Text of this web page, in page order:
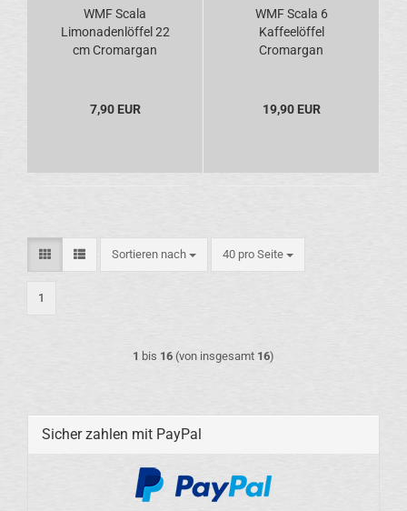
WMF Scala
Limonadenlöffel 22
cm Cromargan
7,90 EUR
WMF Scala 6
Kaffeelöffel
Cromargan
19,90 EUR
Sortieren nach
Sortieren nach 40 pro Seite
pro Seite
1
1 bis 16 (von insgesamt 16)
Sicher zahlen mit PayPal